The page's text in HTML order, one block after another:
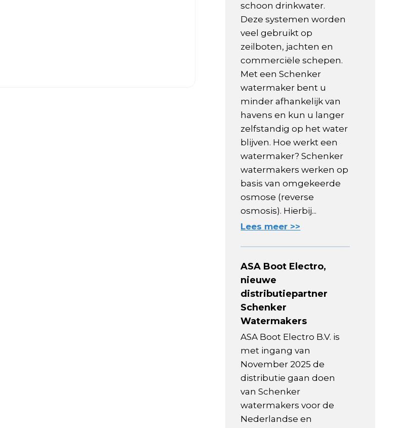
schoon drinkwater.
Deze systemen worden
veel gebruikt op
zeilboten, jachten en
commerciële schepen.
Met een Schenker
watermaker bent u
minder afhankelijk van
havens en kun u langer
zelfstandig op het water
blijven. Hoe werkt een
watermaker? Schenker
watermakers werken op
basis van omgekeerde
osmose (reverse
osmosis). Hierbij...
Lees meer >>
ASA Boot Electro,
nieuwe
distributiepartner
Schenker
Watermakers
ASA Boot Electro B.V. is
met ingang van
November 2025 de
distributie gaan doen
van Schenker
watermakers voor de
Nederlandse en